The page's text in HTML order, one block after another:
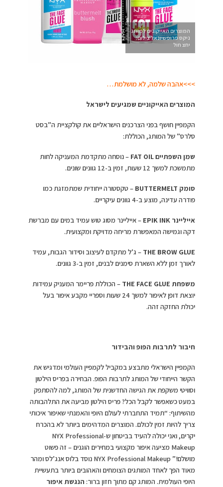
המוצרים האייקונים למותג
ניקס פרופשיונאל צילום:
יחצ חול
>>>אהבה שלמה, לא מושלמת…
המוצרים האייקוניים שמגיעים לישראל
הקמפיין חושף בפני הצרכנים הישראליים את קולקציית ה”בסט
סלרס” של המותג, הכוללת:
שמן השפתיים FAT OIL
– נוסחה מתקדמת המעניקה לחות
מתמשכת למשך 12 שעות, זמין ב-12 גוונים שונים.
סומק BUTTERMELT
– טקסטורה ייחודית שמתמזגת כמו
פודרה עדינה, מוצע ב-4 גוונים עיקריים.
אייליינר EPIK INK
– אייליינר מסוג טוש עמיד במים עם מברשת
דקה וגמישה המאפשרת מריחה מדויקת ומקצועית.
THE BROW GLUE – ג’ל מתקדם לעיצוב וסידור הגבות, עמיד
לאורך זמן ללא השארת סימנים לבנים, זמין ב-3 גוונים.
משפחת THE FACE GLUE
– הכוללת פריימר המעניק עמידות
יוצאת דופן לאיפור למשך 24 שעות וספריי מקבע איפור בעל
יכולת החזקה זהה.
חיבור לתרבות הפופ והבידור
הקמפיין הישראלי מתבצע במקביל לקמפיין העולמי ומדגיש את
הקשר הייחודי של המותג לתרבות הפופ. הבחירה בפריס הילטון
וסוויטי משקפת את הגישה החדשנית של המותג, למה להסתפק
במעט כשאפשר לקבל הכל? פריס הילטון מביעה את התלהבותה
מהשיתוף: “תמיד התחברתי לעולם היופי והאמנתי שאיפור איכותי
צריך להיות זמין לכולם. המוצרים המדהימים ביותר לא בהכרח
יקרים, ואני יכולה להעיד בביטחון ש-NYX Professional
Makeup מציעה איפור מקצועי במחירים הוגנים – זה פשוט
מושלם!” NYX Professional Makeup נוסד בלוס אנג’לס ומהר
מאוד הפך לאחד המותגים הצומחים והאהובים ביותר בתעשיית
היופי העולמית. המותג קם מתוך חזון ברור: הנגשת איפור